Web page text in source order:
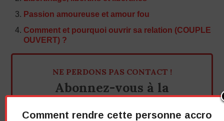
Passion amoureuse et amour fou
Comment et pourquoi ouvrir sa relation (COUPLE
OUVERT) ?
NE PERDONS PAS CONTACT !
Abonnez-vous à la
Comment rendre cette personne accro